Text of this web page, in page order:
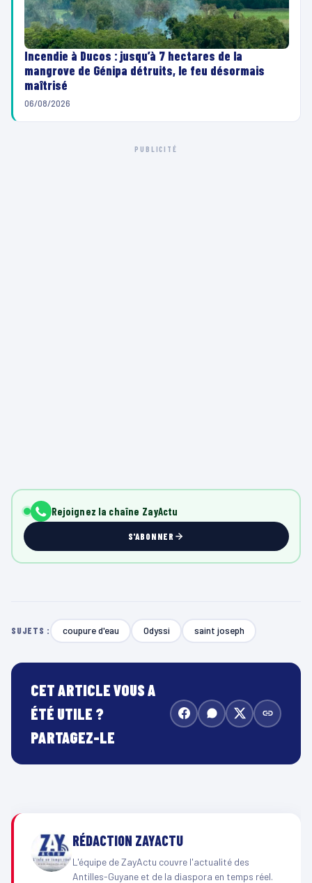
Incendie à Ducos : jusqu’à 7 hectares de la
mangrove de Génipa détruits, le feu désormais
maîtrisé
06/08/2026
PUBLICITÉ
Rejoignez la chaîne ZayActu
S'ABONNER
SUJETS : coupure d'eau Odyssi saint joseph
CET ARTICLE VOUS A
ÉTÉ UTILE ?
PARTAGEZ-LE
RÉDACTION ZAYACTU
L'équipe de ZayActu couvre l'actualité des
Antilles-Guyane et de la diaspora en temps réel.